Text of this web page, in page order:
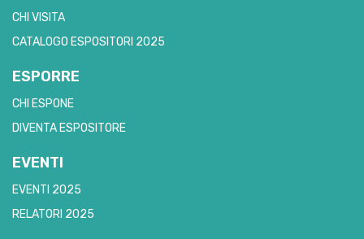
CHI VISITA
CATALOGO ESPOSITORI 2025
ESPORRE
CHI ESPONE
DIVENTA ESPOSITORE
EVENTI
EVENTI 2025
RELATORI 2025